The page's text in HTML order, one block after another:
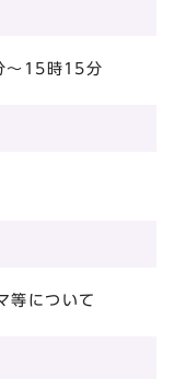
～15時15分
等について